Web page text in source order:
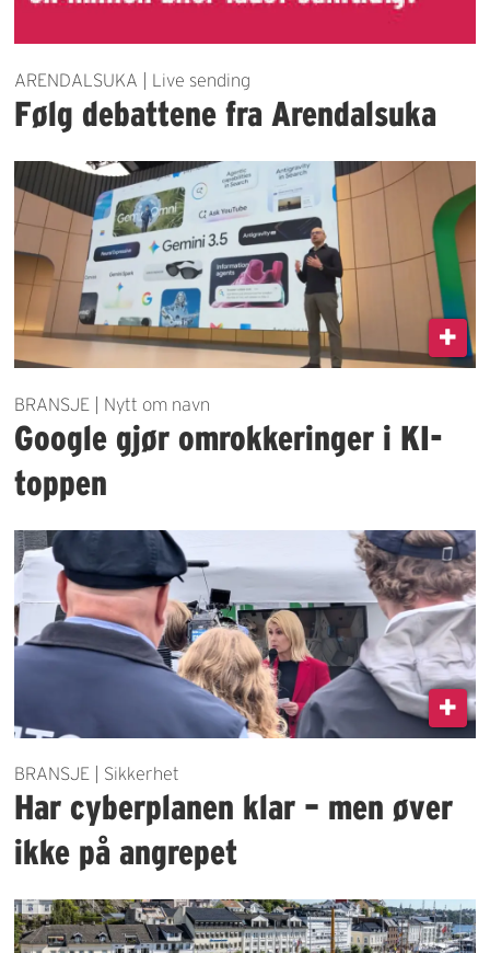
ARENDALSUKA | Live sending
Følg debattene fra Arendalsuka
BRANSJE | Nytt om navn
Google gjør omrokkeringer i KI-
toppen
BRANSJE | Sikkerhet
Har cyberplanen klar – men øver
ikke på angrepet